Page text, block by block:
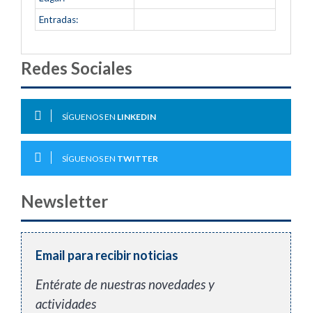
Entradas:
Redes Sociales
SÍGUENOS EN LINKEDIN
SÍGUENOS EN TWITTER
Newsletter
Email para recibir noticias
Entérate de nuestras novedades y
actividades